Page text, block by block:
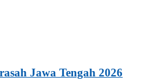
Jawa Tengah 2026